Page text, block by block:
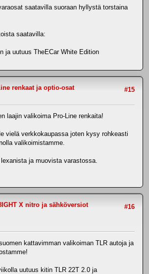
saatavilla suoraan hyllystä torstaina
saatavilla:
ja uutuus TheECar White Edition
#15
renkaat ja optio-osat
laajin valikoima Pro-Line renkaita!
vielä verkkokaupassa joten kysy rohkeasti
valikoimistamme.
ja muovista varastossa.
#16
X nitro ja sähköversiot
kattavimman valikoiman TLR autoja ja
uutuus kitin TLR 22T 2.0 ja